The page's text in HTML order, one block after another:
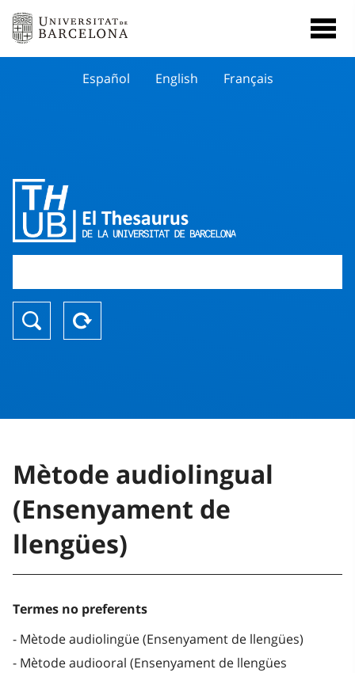
Español English Français
Mètode audiolingual
(Ensenyament de
llengües)
Termes no preferents
Mètode audiolingüe (Ensenyament de llengües)
Mètode audiooral (Ensenyament de llengües